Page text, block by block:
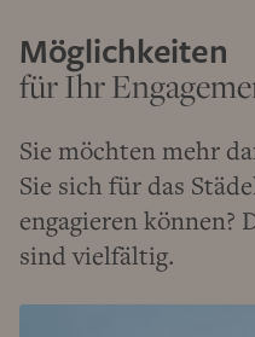
Möglichkeiten
für Ihr
Sie möchten mehr
Sie sich für das
engagieren können?
sind vielfältig.